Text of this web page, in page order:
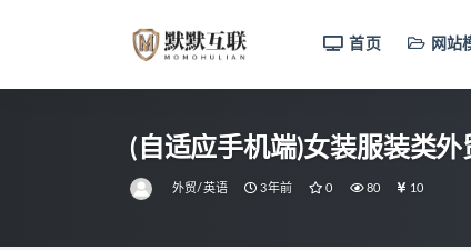
首页 网站
(自适应手机端)女装服装类
外贸/英语 3年前 0 80 10